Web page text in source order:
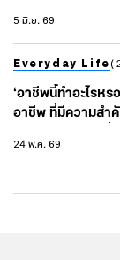
5 มิ.ย. 69
Everyday Life (
‘อาชีพนี้ทำอะไรห
อาชีพ ที่มีความสำ
24 พ.ค. 69